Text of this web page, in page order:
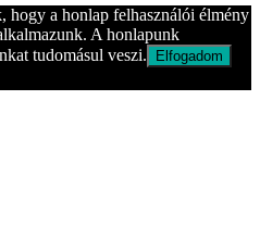
hogy a honlap felhasználói élmény
A honlapunk
tudomásul veszi.
Elfogadom